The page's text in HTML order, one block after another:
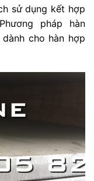
sử dụng kết hợp
pháp hàn
cho hàn hợp